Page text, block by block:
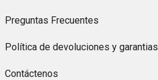
Preguntas Frecuentes
Política de devoluciones y garantias
Contáctenos